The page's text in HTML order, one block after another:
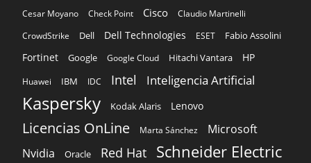
Cesar Moyano
Check Point Cisco
Claudio Martinelli
CrowdStrike
Dell Dell Technologies ESET Fabio Assolini
Fortinet Google Google Cloud Hitachi Vantara HP
Huawei IBM IDC Intel Inteligencia Artificial
Kaspersky Kodak Alaris Lenovo
Licencias OnLine Marta Sánchez
Microsoft
Nvidia
Oracle Red Hat Schneider Electric